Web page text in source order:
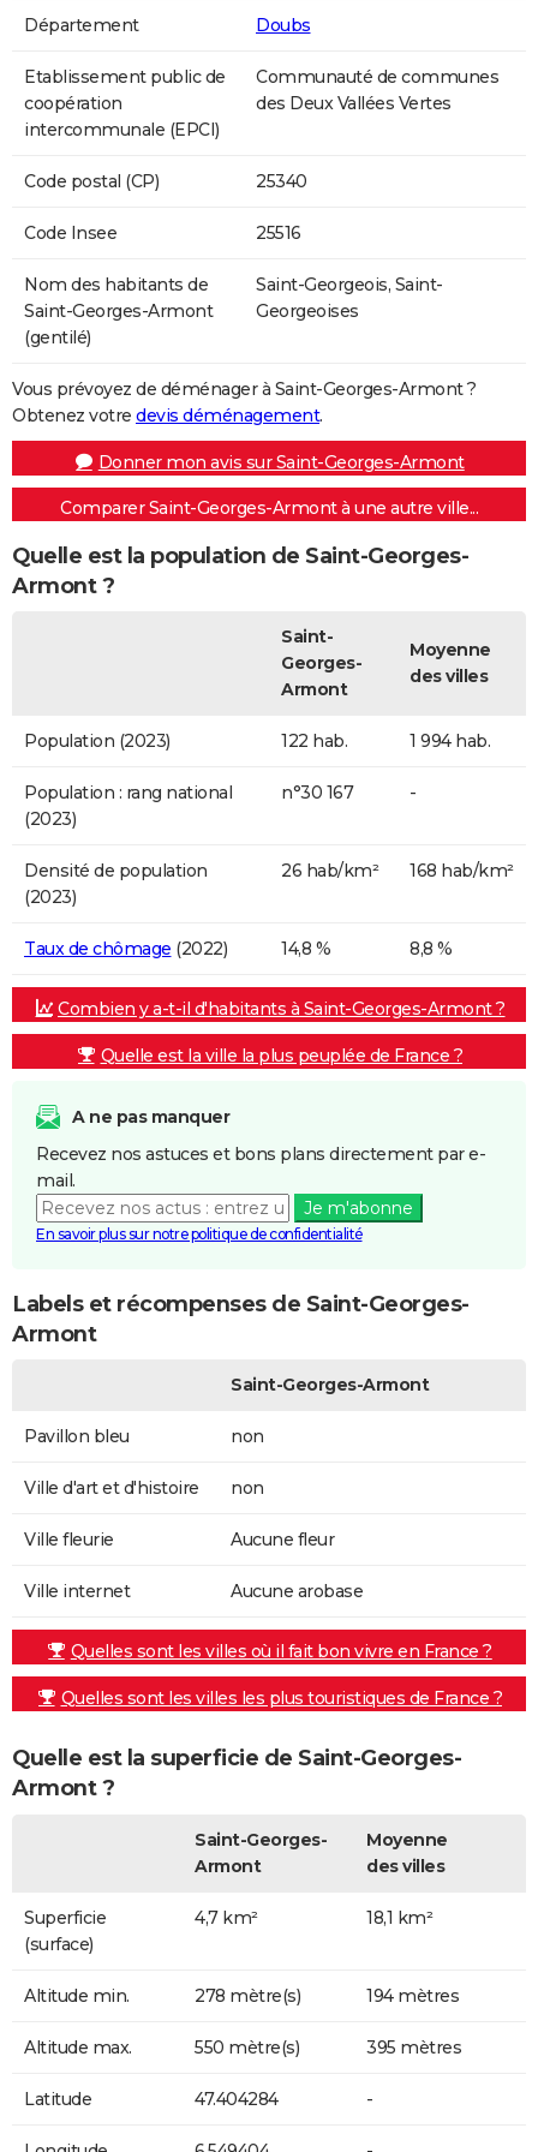
Département Doubs
Etablissement public de
coopération
intercommunale (EPCI)
Communauté de communes
des Deux Vallées Vertes
Code postal (CP) 25340
Code Insee 25516
Nom des habitants de
Saint-Georges-Armont
(gentilé)
Saint-Georgeois, Saint-
Georgeoises
Vous prévoyez de déménager à Saint-Georges-Armont ?
Obtenez votre devis déménagement.
Donner mon avis sur Saint-Georges-Armont
Comparer Saint-Georges-Armont à une autre ville...
Quelle est la population de Saint-Georges-
Armont ?
Saint-
Georges-
Armont
Moyenne
des villes
Population (2023) 122 hab. 1 994 hab.
Population : rang national
(2023)
n°30 167 -
Densité de population
(2023)
26 hab/km² 168 hab/km²
Taux de chômage (2022) 14,8 % 8,8 %
Combien y a-t-il d'habitants à Saint-Georges-Armont ?
Quelle est la ville la plus peuplée de France ?
A ne pas manquer
Recevez nos astuces et bons plans directement par e-
mail.
Je m'abonne
En savoir plus sur notre politique de confidentialité
Labels et récompenses de Saint-Georges-
Armont
Saint-Georges-Armont
Pavillon bleu non
Ville d'art et d'histoire non
Ville fleurie Aucune fleur
Ville internet Aucune arobase
Quelles sont les villes où il fait bon vivre en France ?
Quelles sont les villes les plus touristiques de France ?
Quelle est la superficie de Saint-Georges-
Armont ?
Saint-Georges-
Armont
Moyenne
des villes
Superficie
(surface)
4,7 km² 18,1 km²
Altitude min. 278 mètre(s) 194 mètres
Altitude max. 550 mètre(s) 395 mètres
Latitude 47.404284 -